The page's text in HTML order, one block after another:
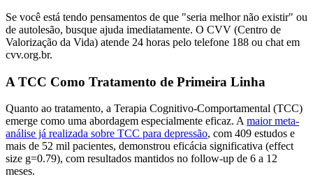
Se você está tendo pensamentos de que "seria melhor não existir" ou
de autolesão, busque ajuda imediatamente. O CVV (Centro de
Valorização da Vida) atende 24 horas pelo telefone 188 ou chat em
cvv.org.br.
A TCC Como Tratamento de Primeira Linha
Quanto ao tratamento, a Terapia Cognitivo-Comportamental (TCC)
emerge como uma abordagem especialmente eficaz. A maior meta-
análise já realizada sobre TCC para depressão, com 409 estudos e
mais de 52 mil pacientes, demonstrou eficácia significativa (effect
size g=0.79), com resultados mantidos no follow-up de 6 a 12
meses.